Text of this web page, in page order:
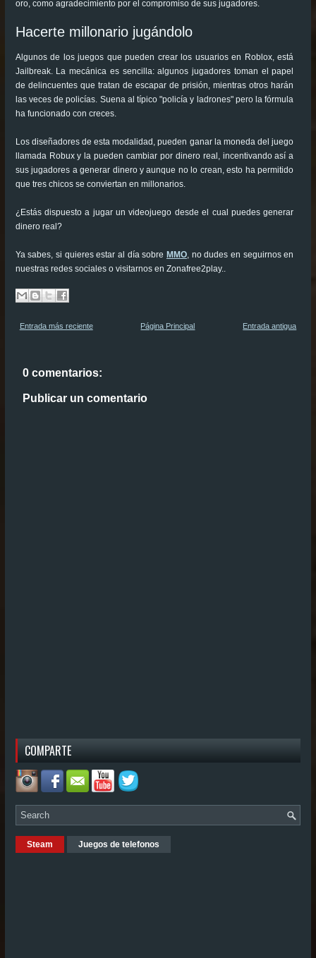
oro, como agradecimiento por el compromiso de sus jugadores.
Hacerte millonario jugándolo
Algunos de los juegos que pueden crear los usuarios en Roblox, está
Jailbreak. La mecánica es sencilla: algunos jugadores toman el papel
de delincuentes que tratan de escapar de prisión, mientras otros harán
las veces de policías. Suena al típico "policía y ladrones" pero la fórmula
ha funcionado con creces.
Los diseñadores de esta modalidad, pueden ganar la moneda del juego
llamada Robux y la pueden cambiar por dinero real, incentivando así a
sus jugadores a generar dinero y aunque no lo crean, esto ha permitido
que tres chicos se conviertan en millonarios.
¿Estás dispuesto a jugar un videojuego desde el cual puedes generar
dinero real?
Ya sabes, si quieres estar al día sobre MMO, no dudes en seguirnos en
nuestras redes sociales o visitarnos en Zonafree2play..
Entrada más reciente Entrada antigua
Página Principal
0 comentarios:
Publicar un comentario
COMPARTE
Steam Juegos de telefonos